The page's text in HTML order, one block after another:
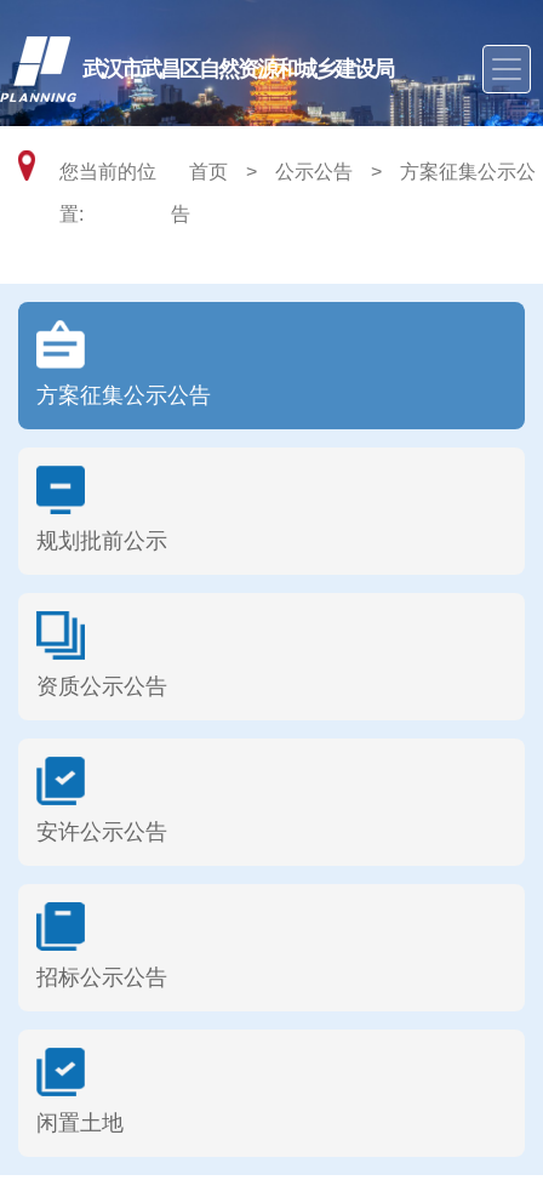
武汉市武昌区自然资源和城乡建设局
您当前的位
置:
首页 > 公示公告 > 方案征集公示公
告
方案征集公示公告
规划批前公示
资质公示公告
安许公示公告
招标公示公告
闲置土地